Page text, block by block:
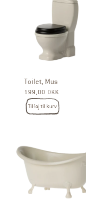
Toilet, Mus
Normalpris
199,00 DKK
Tilføj til kurv